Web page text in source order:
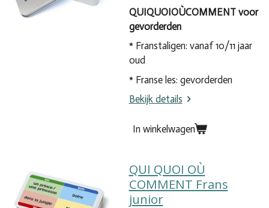
QUIQUOIOÙCOMMENT voor
gevorderden
* Franstaligen: vanaf 10/11 jaar
oud
* Franse les: gevorderden
Bekijk details
In winkelwagen
QUI QUOI OÙ
COMMENT Frans
junior